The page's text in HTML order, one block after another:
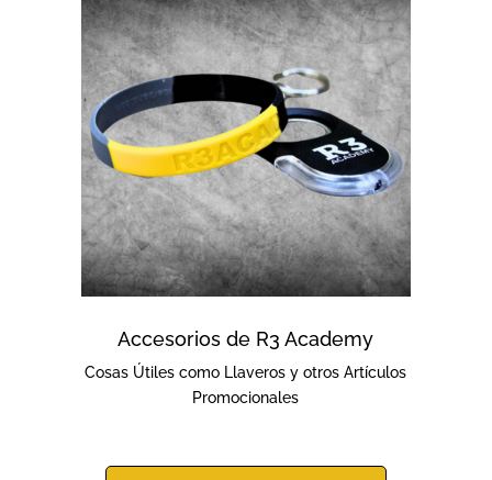
Accesorios de R3 Academy
Cosas Útiles como Llaveros y otros Artículos
Promocionales